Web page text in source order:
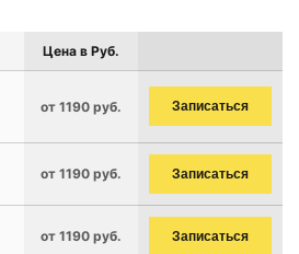
Цена в Руб.
от 1190 руб. Записаться
от 1190 руб. Записаться
от 1190 руб. Записаться